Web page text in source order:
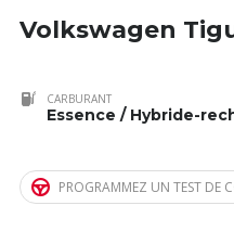
Volkswagen
CARBURANT
Essence / Hybride-
PROGRAMMEZ UN TEST DE